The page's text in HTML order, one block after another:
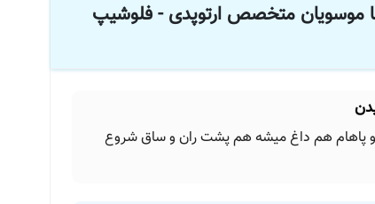
موسویان متخصص ارتوپدی - فلوشیپ
هم داغ میشه هم پشت ران و ساق شروع